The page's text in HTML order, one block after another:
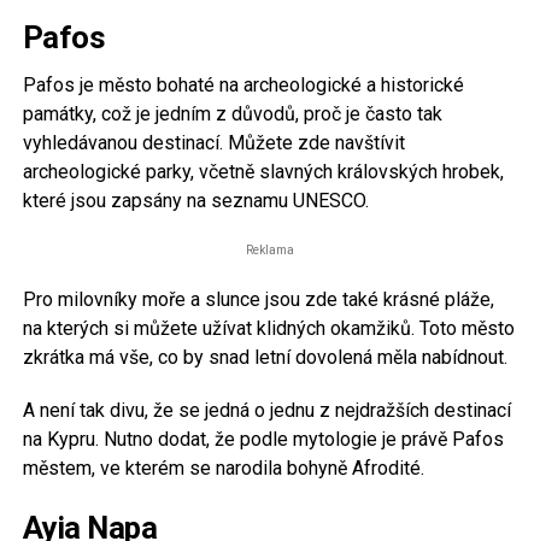
Pafos
Pafos je město bohaté na archeologické a historické
památky, což je jedním z důvodů, proč je často tak
vyhledávanou destinací. Můžete zde navštívit
archeologické parky, včetně slavných královských hrobek,
které jsou zapsány na seznamu UNESCO.
Reklama
Pro milovníky moře a slunce jsou zde také krásné pláže,
na kterých si můžete užívat klidných okamžiků. Toto město
zkrátka má vše, co by snad letní dovolená měla nabídnout.
A není tak divu, že se jedná o jednu z nejdražších destinací
na Kypru. Nutno dodat, že podle mytologie je právě Pafos
městem, ve kterém se narodila bohyně Afrodité.
Ayia Napa